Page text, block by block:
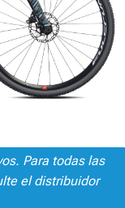
Para todas las
el distribuidor